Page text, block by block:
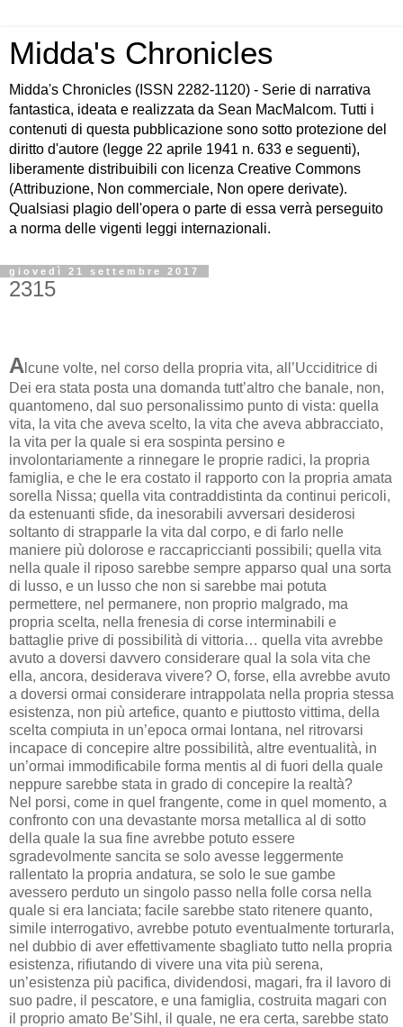
Midda's Chronicles
Midda's Chronicles (ISSN 2282-1120) - Serie di narrativa
fantastica, ideata e realizzata da Sean MacMalcom. Tutti i
contenuti di questa pubblicazione sono sotto protezione del
diritto d'autore (legge 22 aprile 1941 n. 633 e seguenti),
liberamente distribuibili con licenza Creative Commons
(Attribuzione, Non commerciale, Non opere derivate).
Qualsiasi plagio dell'opera o parte di essa verrà perseguito
a norma delle vigenti leggi internazionali.
giovedì 21 settembre 2017
2315
A lcune volte, nel corso della propria vita, all’Ucciditrice di
Dei era stata posta una domanda tutt’altro che banale, non,
quantomeno, dal suo personalissimo punto di vista: quella
vita, la vita che aveva scelto, la vita che aveva abbracciato,
la vita per la quale si era sospinta persino e
involontariamente a rinnegare le proprie radici, la propria
famiglia, e che le era costato il rapporto con la propria amata
sorella Nissa; quella vita contraddistinta da continui pericoli,
da estenuanti sfide, da inesorabili avversari desiderosi
soltanto di strapparle la vita dal corpo, e di farlo nelle
maniere più dolorose e raccapriccianti possibili; quella vita
nella quale il riposo sarebbe sempre apparso qual una sorta
di lusso, e un lusso che non si sarebbe mai potuta
permettere, nel permanere, non proprio malgrado, ma
propria scelta, nella frenesia di corse interminabili e
battaglie prive di possibilità di vittoria… quella vita avrebbe
avuto a doversi davvero considerare qual la sola vita che
ella, ancora, desiderava vivere? O, forse, ella avrebbe avuto
a doversi ormai considerare intrappolata nella propria stessa
esistenza, non più artefice, quanto e piuttosto vittima, della
scelta compiuta in un’epoca ormai lontana, nel ritrovarsi
incapace di concepire altre possibilità, altre eventualità, in
un’ormai immodificabile forma mentis al di fuori della quale
neppure sarebbe stata in grado di concepire la realtà?
Nel porsi, come in quel frangente, come in quel momento, a
confronto con una devastante morsa metallica al di sotto
della quale la sua fine avrebbe potuto essere
sgradevolmente sancita se solo avesse leggermente
rallentato la propria andatura, se solo le sue gambe
avessero perduto un singolo passo nella folle corsa nella
quale si era lanciata; facile sarebbe stato ritenere quanto,
simile interrogativo, avrebbe potuto eventualmente torturarla,
nel dubbio di aver effettivamente sbagliato tutto nella propria
esistenza, rifiutando di vivere una vita più serena,
un’esistenza più pacifica, dividendosi, magari, fra il lavoro di
suo padre, il pescatore, e una famiglia, costruita magari con
il proprio amato Be’Sihl, il quale, ne era certa, sarebbe stato